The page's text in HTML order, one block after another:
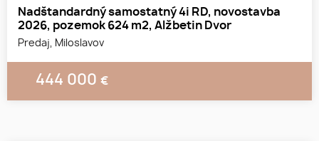
Nadštandardný samostatný 4i RD, novostavba
2026, pozemok 624 m2, Alžbetin Dvor
Predaj, Miloslavov
444 000 €